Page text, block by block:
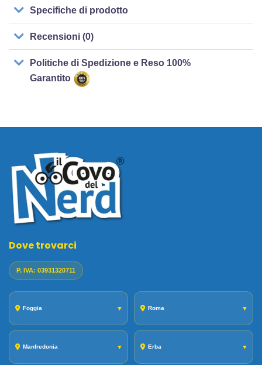
Specifiche di prodotto
Recensioni (0)
Politiche di Spedizione e Reso 100%
Garantito
Dove trovarci
P. IVA: 03931320711
Foggia ▼ Roma ▼
Manfredonia ▼ Erba ▼